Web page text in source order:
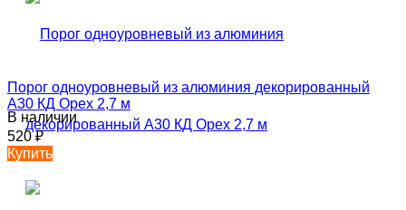
Порог одноуровневый из алюминия декорированный
А30 КД Орех 2,7 м
В наличии
520₽
Купить